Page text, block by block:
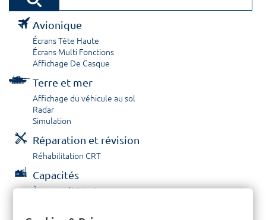
Avionique
Écrans Tête Haute
Écrans Multi Fonctions
Affichage De Casque
Terre et mer
Affichage du véhicule au sol
Radar
Simulation
Réparation et révision
Réhabilitation CRT
Capacités
À propos / Historique